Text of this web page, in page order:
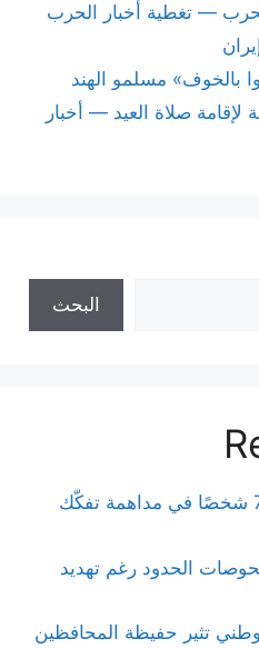
— تغطية أخبار الحرب
بالخوف» مسلمو الهند
صلاة العيد — أخبار
البحث
الشرطة الإسبانية تعتقل 78 شخصًا في مداهمة تفكّك
فحوصات الحدود رغم تهديد
تثير حفيظة المحافظين